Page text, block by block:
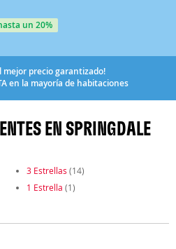
un 20%
mejor precio garantizado!
en la mayoría de habitaciones
EN SPRINGDALE
3 Estrellas (14)
1 Estrella (1)